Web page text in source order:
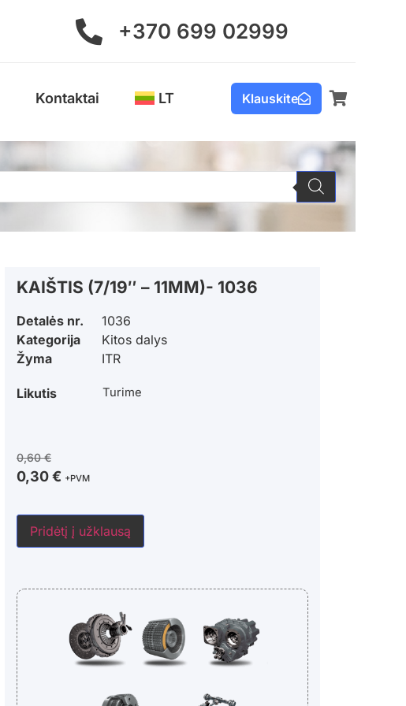
+370 699 02999
Kontaktai LT Klauskite
KAIŠTIS (7/19″ – 11MM)- 1036
Detalės nr.
1036
Kategorija
Kitos dalys
Žyma
ITR
Likutis Turime
0,60€
0,30€ +PVM
Pridėtį į užklausą